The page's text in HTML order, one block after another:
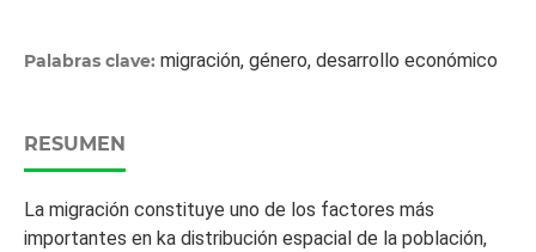
Palabras clave: migración, género, desarrollo económico
RESUMEN
La migración constituye uno de los factores más
importantes en ka distribución espacial de la población,